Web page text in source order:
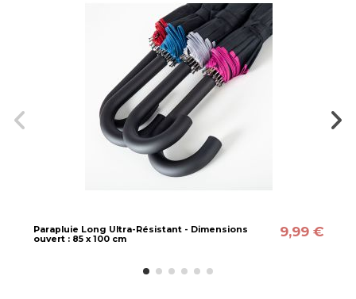
Parapluie Long Ultra-Résistant - Dimensions
ouvert : 85 x 100 cm
9,99 €